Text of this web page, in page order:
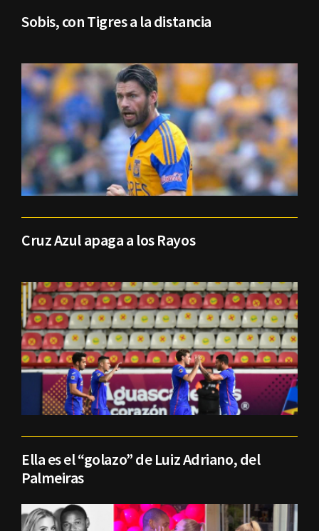
Sobis, con Tigres a la distancia
Cruz Azul apaga a los Rayos
Ella es el “golazo” de Luiz Adriano, del
Palmeiras